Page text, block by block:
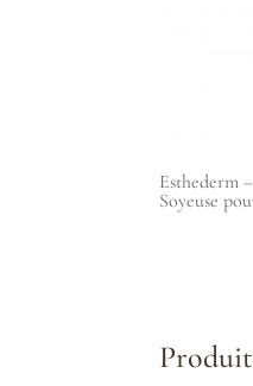
Esthederm
Soyeuse